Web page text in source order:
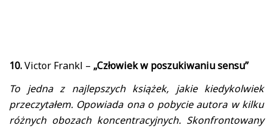
10.Victor Frankl – „Człowiek w poszukiwaniu sensu”
To jedna z najlepszych książek, jakie kiedykolwiek
przeczytałem. Opowiada ona o pobycie autora w kilku
różnych obozach koncentracyjnych. Skonfrontowany